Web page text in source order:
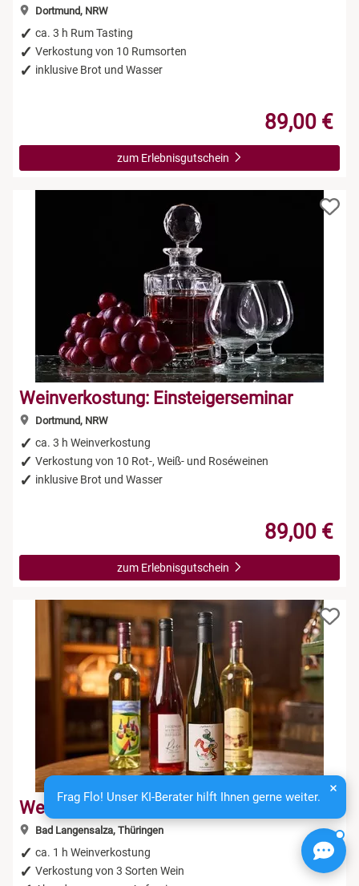
Dortmund, NRW
ca. 3 h Rum Tasting
Verkostung von 10 Rumsorten
inklusive Brot und Wasser
89,00 €
zum Erlebnisgutschein
Weinverkostung: Einsteigerseminar
Dortmund, NRW
ca. 3 h Weinverkostung
Verkostung von 10 Rot-, Weiß- und Roséweinen
inklusive Brot und Wasser
89,00 €
zum Erlebnisgutschein
Weinverkostung
Bad Langensalza, Thüringen
ca. 1 h Weinverkostung
Verkostung von 3 Sorten Wein
Frag Flo! Unser KI-Berater hilft Ihnen gerne weiter.